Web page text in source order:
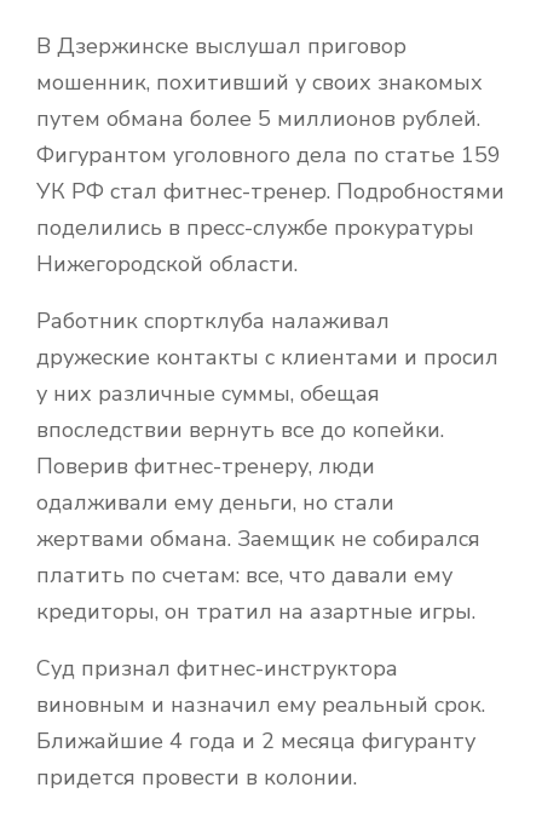
В Дзержинске выслушал приговор
мошенник, похитивший у своих знакомых
путем обмана более 5 миллионов рублей.
Фигурантом уголовного дела по статье 159
УК РФ стал фитнес-тренер. Подробностями
поделились в пресс-службе прокуратуры
Нижегородской области.
Работник спортклуба налаживал
дружеские контакты с клиентами и просил
у них различные суммы, обещая
впоследствии вернуть все до копейки.
Поверив фитнес-тренеру, люди
одалживали ему деньги, но стали
жертвами обмана. Заемщик не собирался
платить по счетам: все, что давали ему
кредиторы, он тратил на азартные игры.
Суд признал фитнес-инструктора
виновным и назначил ему реальный срок.
Ближайшие 4 года и 2 месяца фигуранту
придется провести в колонии.